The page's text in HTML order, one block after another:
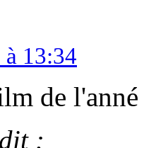
13:34
de
: